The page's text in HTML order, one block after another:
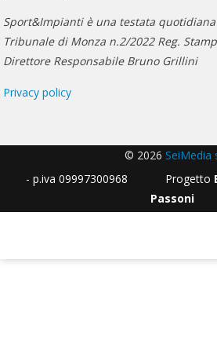
Sport&Impianti è una testata
Tribunale di Monza n.2/2022 Reg.
Direttore Responsabile Bruno Grillini
Privacy policy
© 2026 SeiMedia
- p.iva 09997300968 Progetto
Passoni